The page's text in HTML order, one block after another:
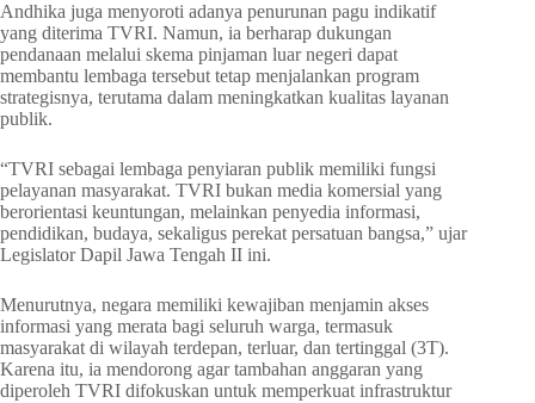
Andhika juga menyoroti adanya penurunan pagu indikatif
yang diterima TVRI. Namun, ia berharap dukungan
pendanaan melalui skema pinjaman luar negeri dapat
membantu lembaga tersebut tetap menjalankan program
strategisnya, terutama dalam meningkatkan kualitas layanan
publik.
“TVRI sebagai lembaga penyiaran publik memiliki fungsi
pelayanan masyarakat. TVRI bukan media komersial yang
berorientasi keuntungan, melainkan penyedia informasi,
pendidikan, budaya, sekaligus perekat persatuan bangsa,” ujar
Legislator Dapil Jawa Tengah II ini.
Menurutnya, negara memiliki kewajiban menjamin akses
informasi yang merata bagi seluruh warga, termasuk
masyarakat di wilayah terdepan, terluar, dan tertinggal (3T).
Karena itu, ia mendorong agar tambahan anggaran yang
diperoleh TVRI difokuskan untuk memperkuat infrastruktur